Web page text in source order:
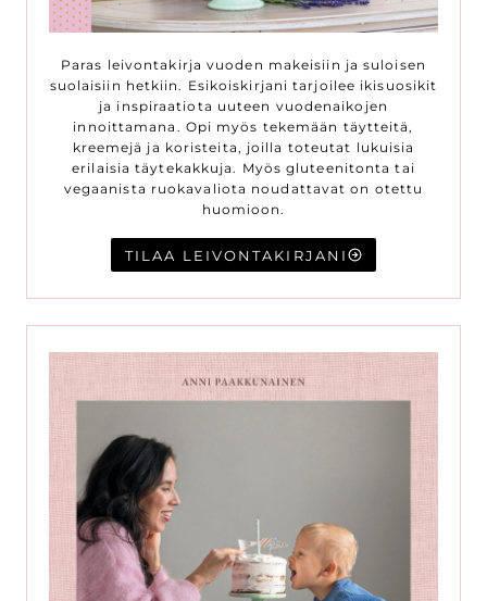
Paras leivontakirja vuoden makeisiin ja suloisen
suolaisiin hetkiin. Esikoiskirjani tarjoilee ikisuosikit
ja inspiraatiota uuteen vuodenaikojen
innoittamana. Opi myös tekemään täytteitä,
kreemejä ja koristeita, joilla toteutat lukuisia
erilaisia täytekakkuja. Myös gluteenitonta tai
vegaanista ruokavaliota noudattavat on otettu
huomioon.
TILAA LEIVONTAKIRJANI